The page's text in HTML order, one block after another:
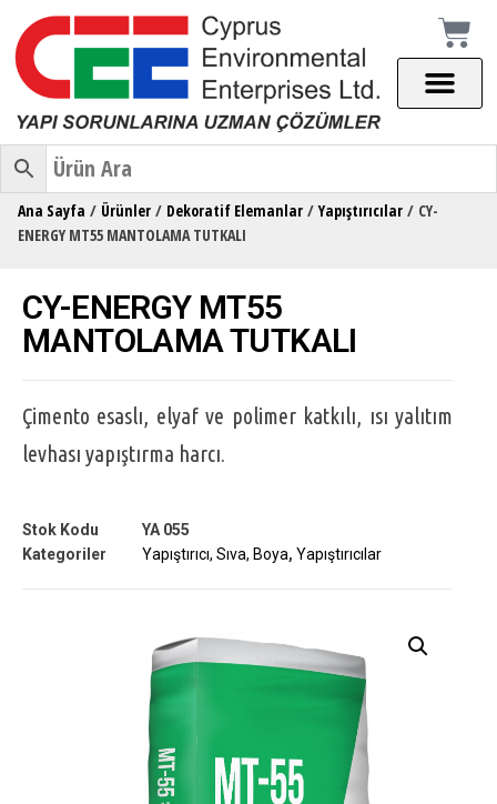
Ana Sayfa / Ürünler / Dekoratif Elemanlar /Yapıştırıcılar / CY-
ENERGY MT55 MANTOLAMA TUTKALI
CY-ENERGY MT55
MANTOLAMA TUTKALI
Çimento esaslı, elyaf ve polimer katkılı, ısı yalıtım
levhası yapıştırma harcı.
Stok Kodu
YA 055
Kategoriler
Yapıştırıcı, Sıva, Boya, Yapıştırıcılar